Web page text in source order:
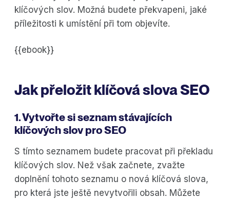
klíčových slov. Možná budete překvapeni, jaké
příležitosti k umístění při tom objevíte.
{{ebook}}
Jak přeložit klíčová slova SEO
1. Vytvořte si seznam stávajících
klíčových slov pro SEO
S tímto seznamem budete pracovat při překladu
klíčových slov. Než však začnete, zvažte
doplnění tohoto seznamu o nová klíčová slova,
pro která jste ještě nevytvořili obsah. Můžete